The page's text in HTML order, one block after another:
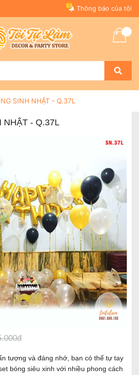
Thông báo của tôi
53
SINH NHẬT - Q.37L
NHẬT - Q.37L
tượng và đáng nhớ, bạn có thể tự tay
bóng siêu xinh với nhiều phong cách